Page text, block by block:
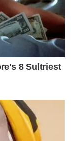
องดาวติ๊กต็อก
ว แบบเปลง
อ้น บอกตง ขณะ
ม่ค้าในตลาด ผู้
อ้น ชอบมาขอ
8 Sultriest